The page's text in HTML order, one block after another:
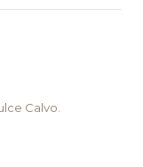
Calvo.